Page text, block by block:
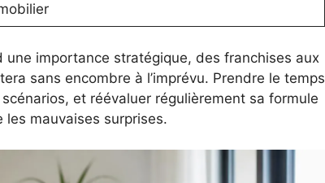
importance stratégique, des franchises aux
sans encombre à l’imprévu. Prendre le temps
et réévaluer régulièrement sa formule
mauvaises surprises.